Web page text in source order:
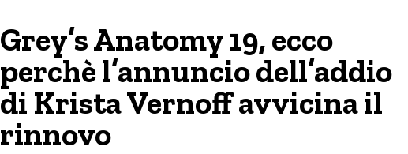
Grey’s Anatomy 19, ecco
perchè l’annuncio dell’addio
di Krista Vernoff avvicina il
rinnovo